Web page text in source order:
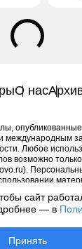
сайт
— в
Принять
О нас
международным
Любое
возможно только
Оригинал